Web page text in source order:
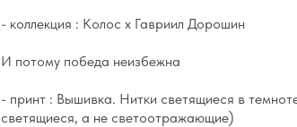
- коллекция : Колос х Гавриил Дорошин
И потому победа неизбежна
- принт : Вышивка. Нитки светящиеся в
светящиеся, а не светоотражающие)